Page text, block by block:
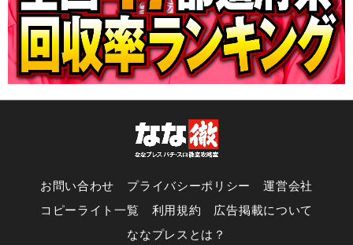
お問い合わせ プライバシーポリシー
運営会社
コピーライト一覧
利用規約
広告掲載について
ななプレスとは？